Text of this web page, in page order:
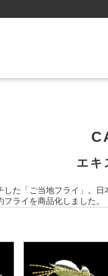
エキ
した「ご当地フライ」。
ライを商品化しました。